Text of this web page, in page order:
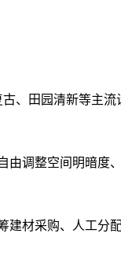
、田园清新等主
调整空间明暗度
材采购、人工分